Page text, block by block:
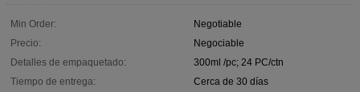
Min Order:
Negotiable
Precio:
Negociable
Detalles de empaquetado:
300ml /pc; 24 PC/ctn
Tiempo de entrega:
Cerca de 30 días